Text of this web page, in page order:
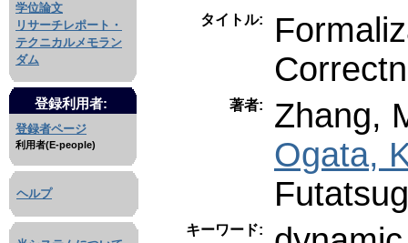
学位論文
リサーチレポート・
テクニカルメモラン
ダム
登録利用者:
登録者ページ
利用者(E-people)
ヘルプ
タイトル:
著者:
Zhang,
Ogata,
キーワード: